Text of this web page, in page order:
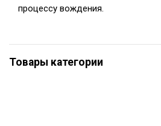
процессу вождения.
Товары категории